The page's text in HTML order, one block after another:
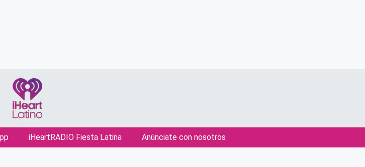
iHeartRADIO Fiesta Latina Anúnciate con nosotros